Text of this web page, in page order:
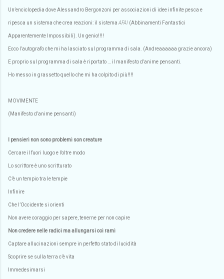
Un’enciclopedia dove Alessandro Bergonzoni per associazioni di idee infinite pesca e
ripesca un sistema che crea reazioni: il sistema AFAI (Abbinamenti Fantastici
Apparentemente Impossibili). Un genio!!!!
Ecco l’autografo che mi ha lasciato sul programma di sala. (Andreaaaaaa grazie ancora)
E proprio sul programma di sala è riportato … il manifesto d’anime pensanti.
Ho messo in grassetto quello che mi ha colpito di più!!!!
MOVIMENTE
(Manifesto d’anime pensanti)
I pensieri non sono problemi son creature
Cercare il fuori luogo e l’oltre modo
Lo scrittore è uno scritturato
C’è un tempio tra le tempie
Infinire
Che l’Occidente si orienti
Non avere coraggio per sapere, tenerne per non capire
Non credere nelle radici ma allungarsi coi rami
Captare allucinazioni sempre in perfetto stato di lucidità
Scoprire se sulla terra c’è vita
Immedesimarsi